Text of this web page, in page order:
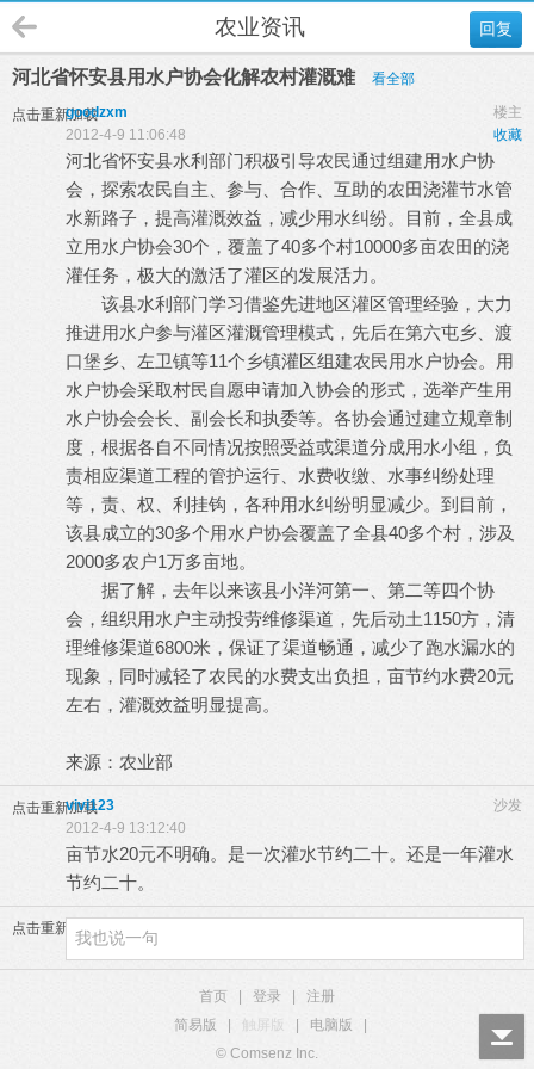
回复
农业资讯
河北省怀安县用水户协会化解农村灌溉难 看全部
点击重新加载 楼主
goodzxm
收藏
2012-4-9 11:06:48
河北省怀安县水利部门积极引导农民通过组建用水户协
会，探索农民自主、参与、合作、互助的农田浇灌节水管
水新路子，提高灌溉效益，减少用水纠纷。目前，全县成
立用水户协会30个，覆盖了40多个村10000多亩农田的浇
灌任务，极大的激活了灌区的发展活力。
该县水利部门学习借鉴先进地区灌区管理经验，大力
推进用水户参与灌区灌溉管理模式，先后在第六屯乡、渡
口堡乡、左卫镇等11个乡镇灌区组建农民用水户协会。用
水户协会采取村民自愿申请加入协会的形式，选举产生用
水户协会会长、副会长和执委等。各协会通过建立规章制
度，根据各自不同情况按照受益或渠道分成用水小组，负
责相应渠道工程的管护运行、水费收缴、水事纠纷处理
等，责、权、利挂钩，各种用水纠纷明显减少。到目前，
该县成立的30多个用水户协会覆盖了全县40多个村，涉及
2000多农户1万多亩地。
据了解，去年以来该县小洋河第一、第二等四个协
会，组织用水户主动投劳维修渠道，先后动土1150方，清
理维修渠道6800米，保证了渠道畅通，减少了跑水漏水的
现象，同时减轻了农民的水费支出负担，亩节约水费20元
左右，灌溉效益明显提高。
来源： 农业部
点击重新加载 沙发
vivi123
2012-4-9 13:12:40
亩节水20元不明确。是一次灌水节约二十。还是一年灌水
节约二十。
点击重新加载
首页 登录
注册
简易版
触屏版 电脑版
© Comsenz Inc.